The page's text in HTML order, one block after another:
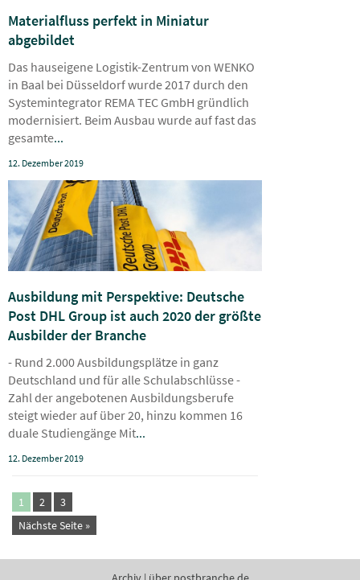
Materialfluss perfekt in Miniatur
abgebildet
Das hauseigene Logistik-Zentrum von WENKO
in Baal bei Düsseldorf wurde 2017 durch den
Systemintegrator REMA TEC GmbH gründlich
modernisiert. Beim Ausbau wurde auf fast das
gesamte...
12. Dezember 2019
Ausbildung mit Perspektive: Deutsche
Post DHL Group ist auch 2020 der größte
Ausbilder der Branche
- Rund 2.000 Ausbildungsplätze in ganz
Deutschland und für alle Schulabschlüsse -
Zahl der angebotenen Ausbildungsberufe
steigt wieder auf über 20, hinzu kommen 16
duale Studiengänge Mit...
12. Dezember 2019
1 2
3
Nächste Seite »